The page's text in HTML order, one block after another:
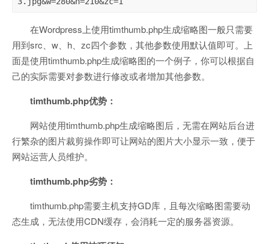
在Wordpress上使用timthumb.php生成缩略图一般只需要
用到src、w、h、zc四个参数，其他参数使用默认值即可。上
面是使用timthumb.php生成缩略图的一个例子，你可以根据自
己的实际需要对参数进行修改或者增加其他参数。
timthumb.php优势：
网站使用timthumb.php生成缩略图后，无需在网站后台进
行繁杂的图片裁剪操作即可让网站的图片大小显示一致，便于
网站运营人员维护。
timthumb.php劣势：
timthumb.php需要主机支持GD库，且每次缩略图需要动
态生成，无法使用CDN缓存，会消耗一定的服务器资源。